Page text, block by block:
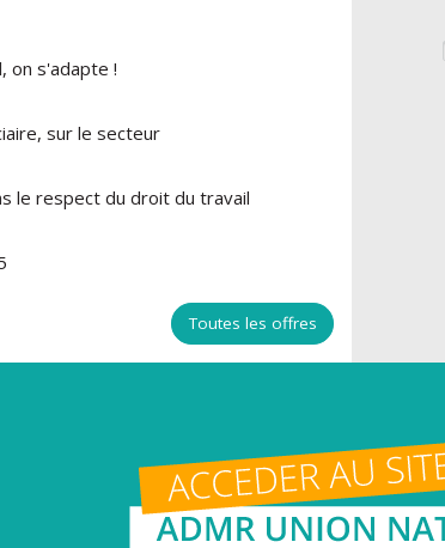
on s'adapte !
sur le secteur
le respect du droit du travail
Toutes les offres